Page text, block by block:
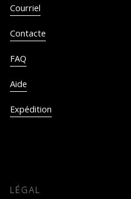
Courriel
Contacte
FAQ
Aide
Expédition
LÉGAL